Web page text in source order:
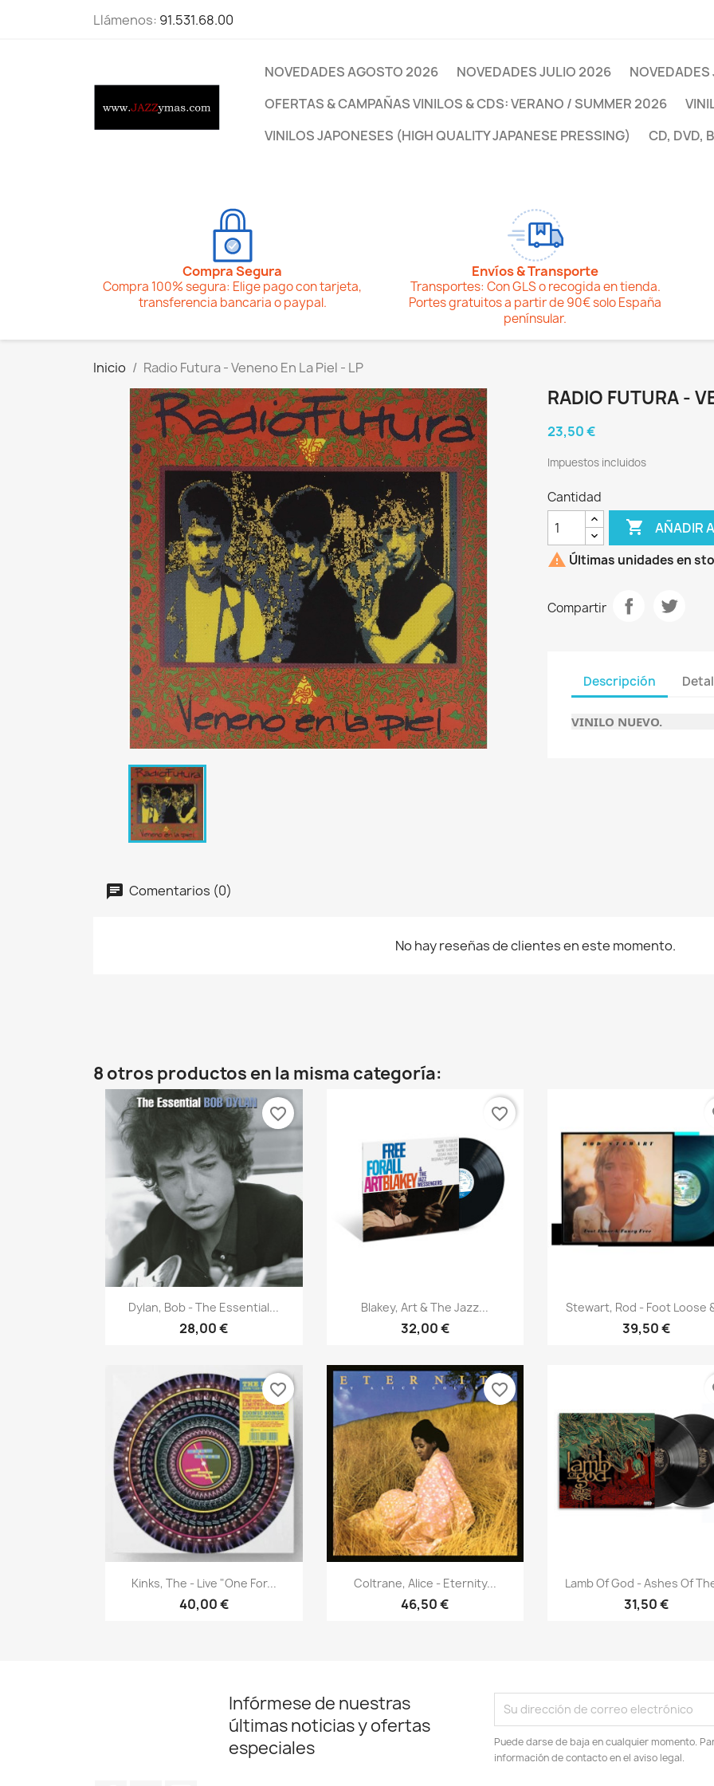
Llámenos: 91.531.68.00
NOVEDADES AGOSTO 2026 NOVEDADES JULIO 2026
OFERTAS & CAMPAÑAS VINILOS & CDS: VERANO / SUMMER 2026
VINILOS JAPONESES (HIGH QUALITY JAPANESE PRESSING)
CD, DVD,
Compra Segura
Compra 100% segura: Elige pago con tarjeta,
transferencia bancaria o paypal.
Envíos & Transporte
Transportes: Con GLS o recogida en tienda.
Portes gratuitos a partir de 90€ solo España
penínsular.
Inicio Radio Futura - Veneno En La Piel - LP
RADIO FUTURA -
23,50 €
Impuestos incluidos
Cantidad
 AÑADIR
 Últimas unidades en
Compartir
Descripción
VINILO NUEVO.
Comentarios (0)
No hay reseñas de clientes en este momento.
8 otros productos en la misma categoría:
Vista rápida
Dylan, Bob - The Essential...
28,00 €
favorite_border
 Vista rápida
Blakey, Art & The Jazz...
32,00 €
favorite_border
Vista rápida
Stewart, Rod - Foot Loose
39,50 €
Vista rápida
Kinks, The - Live "One For...
40,00 €
favorite_border
Vista rápida
Coltrane, Alice - Eternity...
46,50 €
favorite_border
Vista rápida
Lamb Of God - Ashes Of
31,50 €
Infórmese de nuestras
últimas noticias y ofertas
especiales
Puede darse de baja en cualquier momento.
información de contacto en el aviso legal.